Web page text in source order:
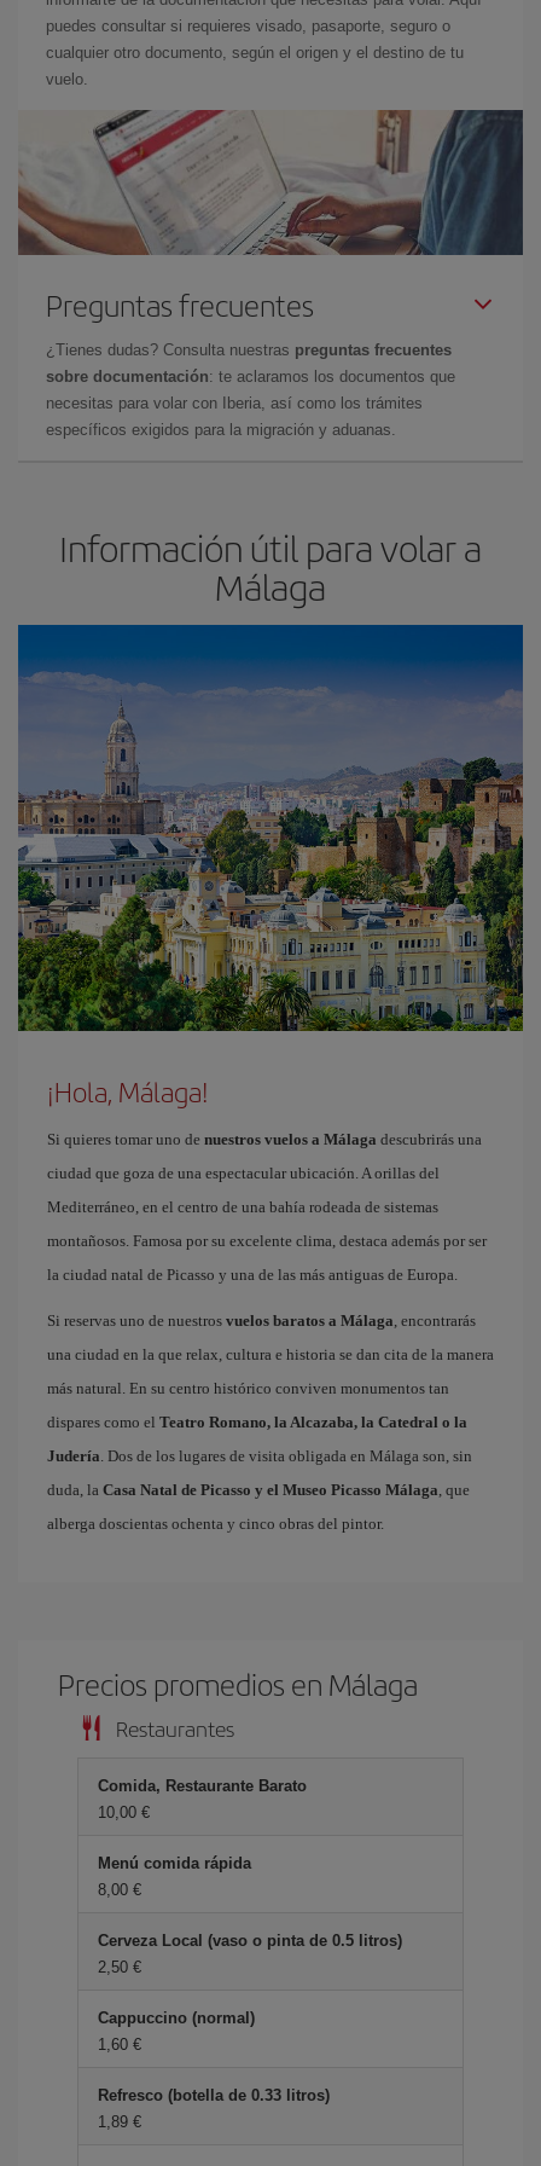
puedes consultar si requieres visado, pasaporte, seguro o
cualquier otro documento, según el origen y el destino de tu
vuelo.
Preguntas frecuentes
¿Tienes dudas? Consulta nuestras preguntas frecuentes
sobre documentación: te aclaramos los documentos que
necesitas para volar con Iberia, así como los trámites
específicos exigidos para la migración y aduanas.
Información útil para volar a
Málaga
¡Hola, Málaga!
Si quieres tomar uno de nuestros vuelos a Málaga descubrirás una
ciudad que goza de una espectacular ubicación. A orillas del
Mediterráneo, en el centro de una bahía rodeada de sistemas
montañosos. Famosa por su excelente clima, destaca además por ser
la ciudad natal de Picasso y una de las más antiguas de Europa.
Si reservas uno de nuestros vuelos baratos a Málaga, encontrarás
una ciudad en la que relax, cultura e historia se dan cita de la manera
más natural. En su centro histórico conviven monumentos tan
dispares como el Teatro Romano, la Alcazaba, la Catedral o la
Judería. Dos de los lugares de visita obligada en Málaga son, sin
duda, la Casa Natal de Picasso y el Museo Picasso Málaga, que
alberga doscientas ochenta y cinco obras del pintor.
Precios promedios en Málaga
Restaurantes
Comida, Restaurante Barato
10,00 €
Menú comida rápida
8,00 €
Cerveza Local (vaso o pinta de 0.5 litros)
2,50 €
Cappuccino (normal)
1,60 €
Refresco (botella de 0.33 litros)
1,89 €